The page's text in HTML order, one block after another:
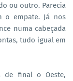
ou outro. Parecia
o empate. Já nos
numa cabeçada
tudo igual em
de final o Oeste,